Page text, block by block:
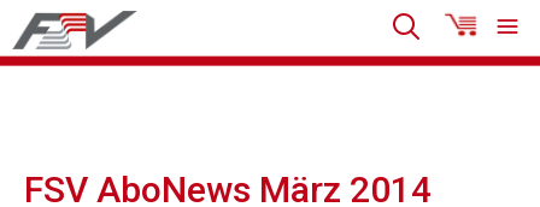
FSV AboNews März 2014